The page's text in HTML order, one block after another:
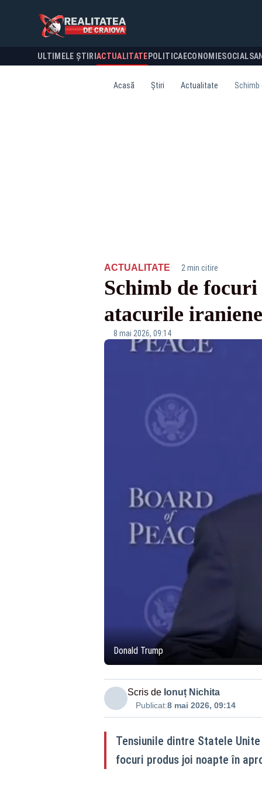
ULTIMELE ȘTIRI ACTUALITATE POLITICA ECONOMIESOCIAL
Acasă Știri Actualitate Schimb
ACTUALITATE· 2 min citire
Schimb de
atacurile
8 mai 2026, 09:14
Donald Trump
Scris de Ionuț Nichita
Publicat:8 mai 2026, 09:14
Tensiunile dintre Statele
focuri produs joi noapte în